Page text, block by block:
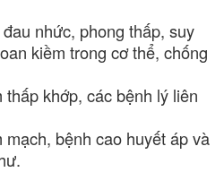
nhức, phong thấp, suy
kiềm trong cơ thể, chống
thấp khớp, các bệnh lý liên
bệnh cao huyết áp và